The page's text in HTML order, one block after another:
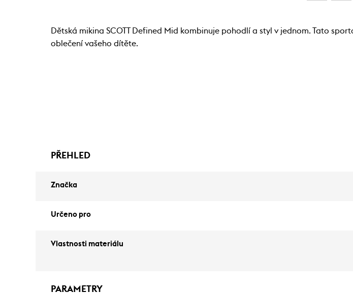
Dětská mikina SCOTT Defined Mid kombinuje pohodlí a styl v jednom. Tato
oblečení vašeho dítěte.
PŘEHLED
Značka
Určeno pro
Vlastnosti materiálu
PARAMETRY